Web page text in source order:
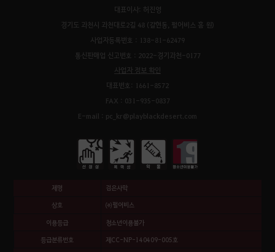
대표이사: 허진영
경기도 과천시 과천대로2길 48 (갈현동, 펄어비스 홈 원)
사업자등록번호 : 138-81-62479
통신판매업 신고번호 : 2022-경기과천-0177
사업자 정보 확인
대표번호: 1661-8572
FAX : 031-935-0837
E-mail : pc_kr@playblackdesert.com
제명 검은사막
상호 ㈜펄어비스
이용등급 청소년이용불가
등급분류번호 제CC-NP-140409-005호